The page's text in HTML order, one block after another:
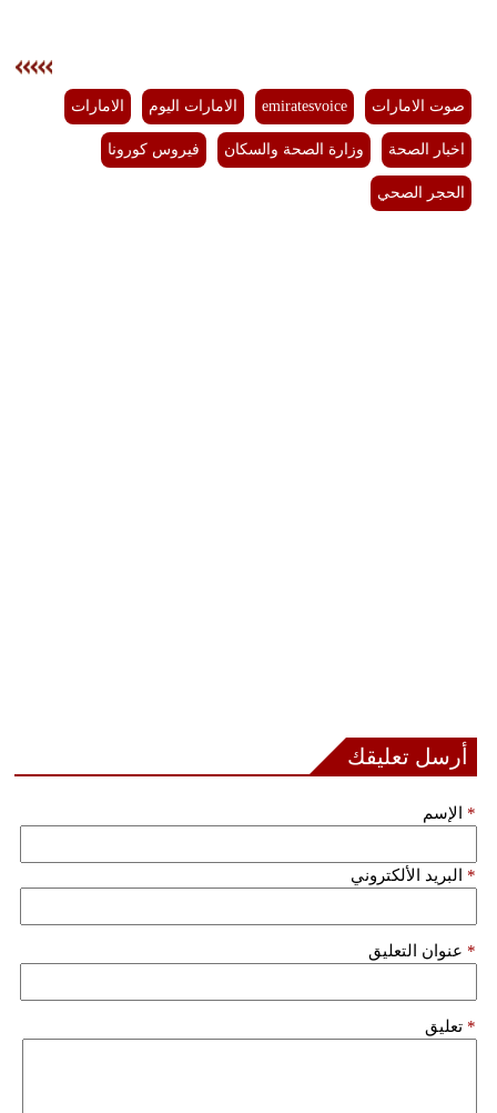
صوت الامارات emiratesvoice الامارات اليوم الامارات
اخبار الصحة وزارة الصحة والسكان فيروس كورونا
الحجر الصحي
أرسل تعليقك
الإسم *
البريد الألكتروني *
عنوان التعليق *
تعليق *